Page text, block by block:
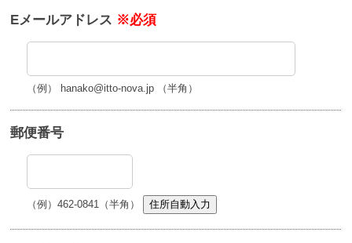
Eメールアドレス ※必須
（例） hanako@itto-nova.jp （半角）
郵便番号
（例）462-0841（半角） 住所自動入力